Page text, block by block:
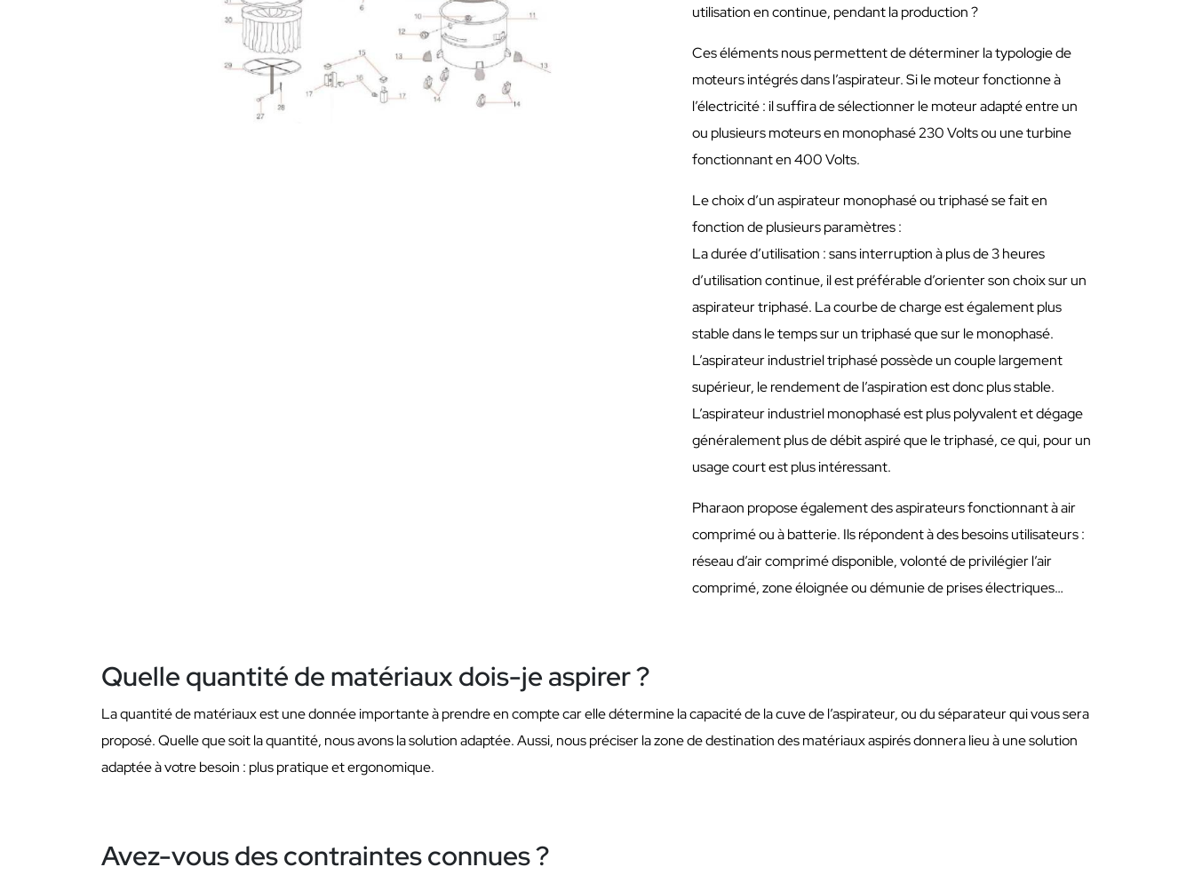
utilisation en continue, pendant la production ?
Ces éléments nous permettent de déterminer la typologie de
moteurs intégrés dans l’aspirateur. Si le moteur fonctionne à
l’électricité : il suffira de sélectionner le moteur adapté entre un
ou plusieurs moteurs en monophasé 230 Volts ou une turbine
fonctionnant en 400 Volts.
Le choix d’un aspirateur monophasé ou triphasé se fait en
fonction de plusieurs paramètres :
La durée d’utilisation : sans interruption à plus de 3 heures
d’utilisation continue, il est préférable d’orienter son choix sur un
aspirateur triphasé. La courbe de charge est également plus
stable dans le temps sur un triphasé que sur le monophasé.
L’aspirateur industriel triphasé possède un couple largement
supérieur, le rendement de l’aspiration est donc plus stable.
L’aspirateur industriel monophasé est plus polyvalent et dégage
généralement plus de débit aspiré que le triphasé, ce qui, pour un
usage court est plus intéressant.
Pharaon propose également des aspirateurs fonctionnant à air
comprimé ou à batterie. Ils répondent à des besoins utilisateurs :
réseau d’air comprimé disponible, volonté de privilégier l’air
comprimé, zone éloignée ou démunie de prises électriques…
Quelle quantité de matériaux dois-je aspirer ?
La quantité de matériaux est une donnée importante à prendre en compte car elle détermine la capacité de la cuve de l’aspirateur, ou du séparateur qui vous sera
proposé. Quelle que soit la quantité, nous avons la solution adaptée. Aussi, nous préciser la zone de destination des matériaux aspirés donnera lieu à une solution
adaptée à votre besoin : plus pratique et ergonomique.
Avez-vous des contraintes connues ?